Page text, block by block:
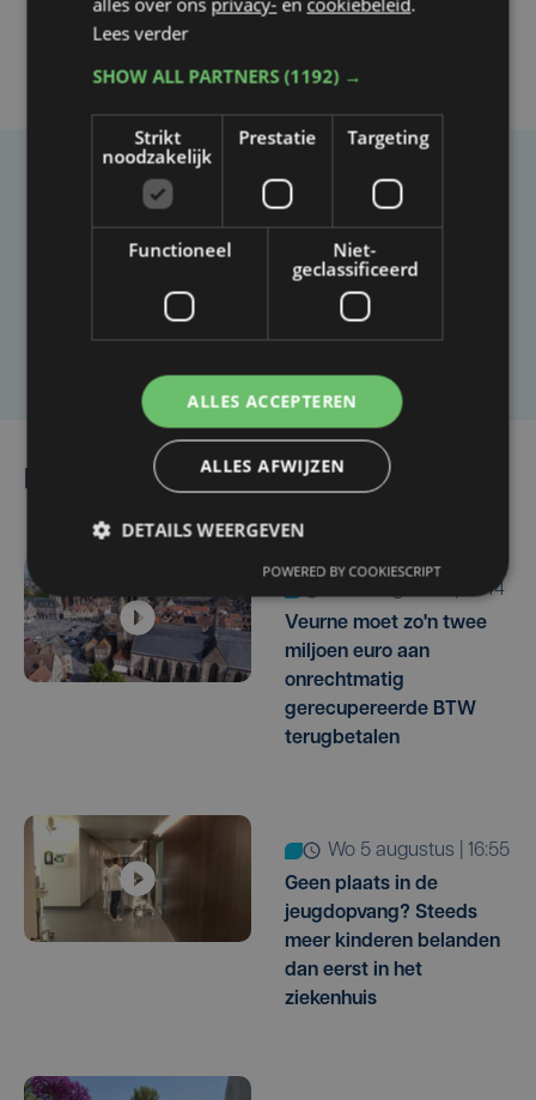
Taalfout opgemerkt?
Heb je een taal- of schrijffout opgemerkt in dit
artikel?
Laat het ons weten
do 6 augustus | 16:44
Veurne moet zo'n twee
miljoen euro aan
onrechtmatig
gerecupereerde BTW
terugbetalen
wo 5 augustus | 16:55
Geen plaats in de
jeugdopvang? Steeds
meer kinderen belanden
dan eerst in het
ziekenhuis
Lees verder
SHOW ALL PARTNERS(1192) →
Strikt
noodzakelijk
Prestatie Targeting
Functioneel
Niet-
geclassificeerd
ALLES ACCEPTEREN
ALLES AFWIJZEN
DETAILS WEERGEVEN
POWERED BY COOKIESCRIPT